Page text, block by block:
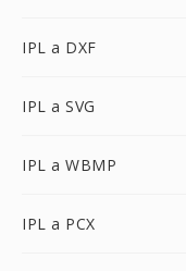
IPL a DXF
IPL a SVG
IPL a WBMP
IPL a PCX